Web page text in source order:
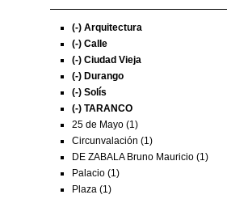
(-) Arquitectura
(-) Calle
(-) Ciudad Vieja
(-) Durango
(-) Solís
(-) TARANCO
25 de Mayo (1)
Circunvalación (1)
DE ZABALA Bruno Mauricio (1)
Palacio (1)
Plaza (1)